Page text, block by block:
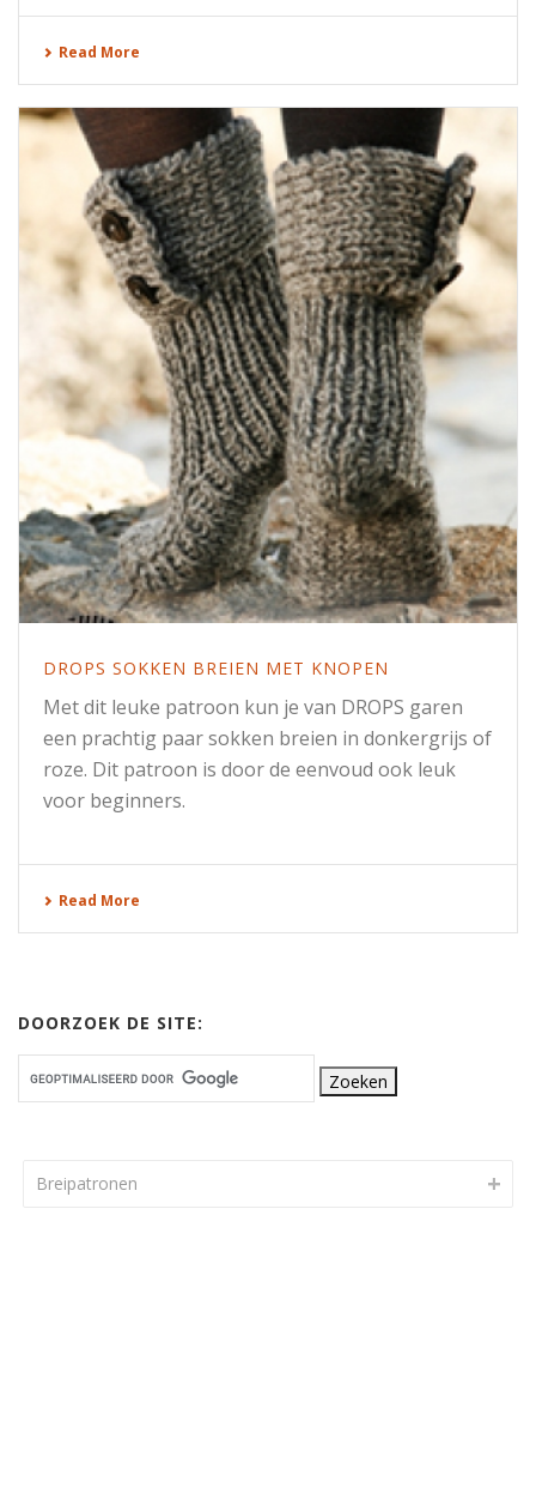
Read More
DROPS SOKKEN BREIEN MET KNOPEN
Met dit leuke patroon kun je van DROPS garen
een prachtig paar sokken breien in donkergrijs of
roze. Dit patroon is door de eenvoud ook leuk
voor beginners.
Read More
DOORZOEK DE SITE:
Breipatronen